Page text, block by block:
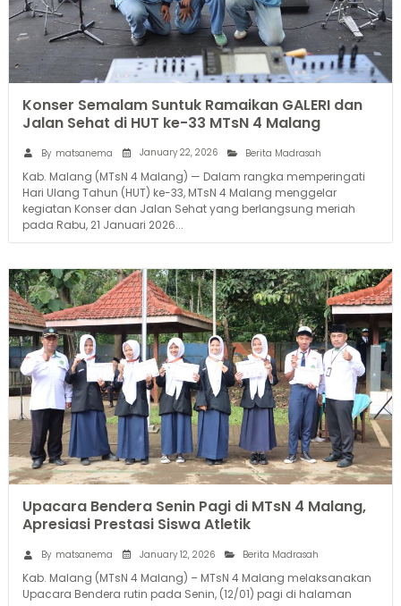
Konser Semalam Suntuk Ramaikan GALERI dan
Jalan Sehat di HUT ke-33 MTsN 4 Malang
By matsanema January 22, 2026 Berita Madrasah
Kab. Malang (MTsN 4 Malang) — Dalam rangka memperingati
Hari Ulang Tahun (HUT) ke-33, MTsN 4 Malang menggelar
kegiatan Konser dan Jalan Sehat yang berlangsung meriah
pada Rabu, 21 Januari 2026...
Upacara Bendera Senin Pagi di MTsN 4 Malang,
Apresiasi Prestasi Siswa Atletik
By matsanema January 12, 2026 Berita Madrasah
Kab. Malang (MTsN 4 Malang) – MTsN 4 Malang melaksanakan
Upacara Bendera rutin pada Senin, (12/01) pagi di halaman